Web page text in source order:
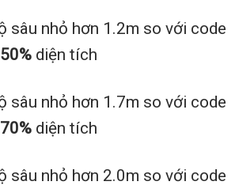
sâu nhỏ hơn 1.2m so với code
diện tích
sâu nhỏ hơn 1.7m so với code
diện tích
sâu nhỏ hơn 2.0m so với code